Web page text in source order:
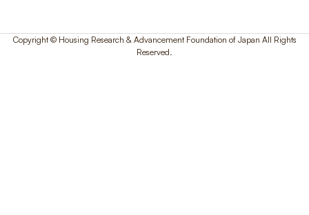
Copyright © Housing Research & Advancement Foundation of Japan All Rights
Reserved.